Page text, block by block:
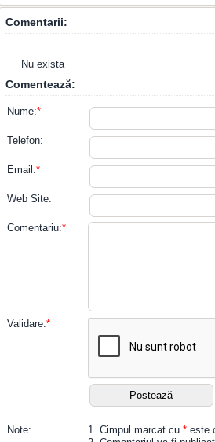
Comentarii:
Nu exista
Comentează:
Nume:*
Telefon:
Email:*
Web Site:
Comentariu:*
Validare:*
Note: 1. Cimpul marcat cu * este